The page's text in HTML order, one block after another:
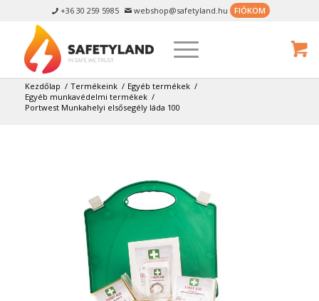
 +36 30 259 5985  webshop@safetyland.hu FIÓKOM
Kezdőlap / Termékeink / Egyéb termékek /
Egyéb munkavédelmi termékek /
Portwest Munkahelyi elsősegély láda 100